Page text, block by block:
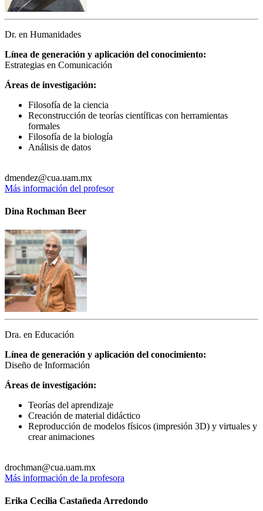
Dr. en Humanidades
Línea de generación y aplicación del conocimiento:
Estrategias en Comunicación
Áreas de investigación:
Filosofía de la ciencia
Reconstrucción de teorías científicas con herramientas
formales
Filosofía de la biología
Análisis de datos
dmendez@cua.uam.mx
Más información del profesor
Dina Rochman Beer
Dra. en Educación
Línea de generación y aplicación del conocimiento:
Diseño de Información
Áreas de investigación:
Teorías del aprendizaje
Creación de material didáctico
Reproducción de modelos físicos (impresión 3D) y virtuales y
crear animaciones
drochman@cua.uam.mx
Más información de la profesora
Erika Cecilia Castañeda Arredondo